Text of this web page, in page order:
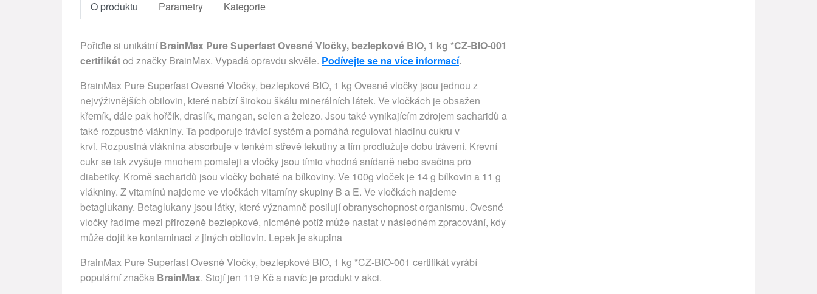
O produktu Parametry Kategorie
Pořiďte si unikátníBrainMax Pure Superfast Ovesné Vločky, bezlepkové BIO, 1 kg *CZ-BIO-001
certifikátod značky BrainMax. Vypadá opravdu skvěle. Podívejte se na více informací.
BrainMax Pure Superfast Ovesné Vločky, bezlepkové BIO, 1 kg Ovesné vločky jsou jednou z
nejvýživnějších obilovin, které nabízí širokou škálu minerálních látek. Ve vločkách je obsažen
křemík, dále pak hořčík, draslík, mangan, selen a železo. Jsou také vynikajícím zdrojem sacharidů a
také rozpustné vlákniny. Ta podporuje trávicí systém a pomáhá regulovat hladinu cukru v
krvi. Rozpustná vláknina absorbuje v tenkém střevě tekutiny a tím prodlužuje dobu trávení. Krevní
cukr se tak zvyšuje mnohem pomaleji a vločky jsou tímto vhodná snídaně nebo svačina pro
diabetiky. Kromě sacharidů jsou vločky bohaté na bílkoviny. Ve 100g vloček je 14 g bílkovin a 11 g
vlákniny. Z vitamínů najdeme ve vločkách vitamíny skupiny B a E. Ve vločkách najdeme
betaglukany. Betaglukany jsou látky, které významně posilují obranyschopnost organismu. Ovesné
vločky řadíme mezi přirozeně bezlepkové, nicméně potíž může nastat v následném zpracování, kdy
může dojít ke kontaminaci z jiných obilovin. Lepek je skupina
BrainMax Pure Superfast Ovesné Vločky, bezlepkové BIO, 1 kg *CZ-BIO-001 certifikát vyrábí
populární značka BrainMax. Stojí jen 119 Kč a navíc je produkt v akci.